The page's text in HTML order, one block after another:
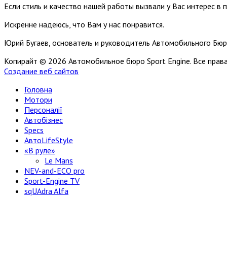
Если стиль и качество нашей работы вызвали у Вас интерес в
Искренне надеюсь, что Вам у нас понравится.
Юрий Бугаев, основатель и руководитель Автомобильного
Копирайт © 2026 Автомобильное бюро Sport Engine. Все
Создание веб сайтов
Головна
Мотори
Персоналії
Автобізнес
Specs
АвтоLifeStyle
«В руле»
Le Mans
NEV-and-ECO pro
Sport-Engine TV
sqUAdra Alfa